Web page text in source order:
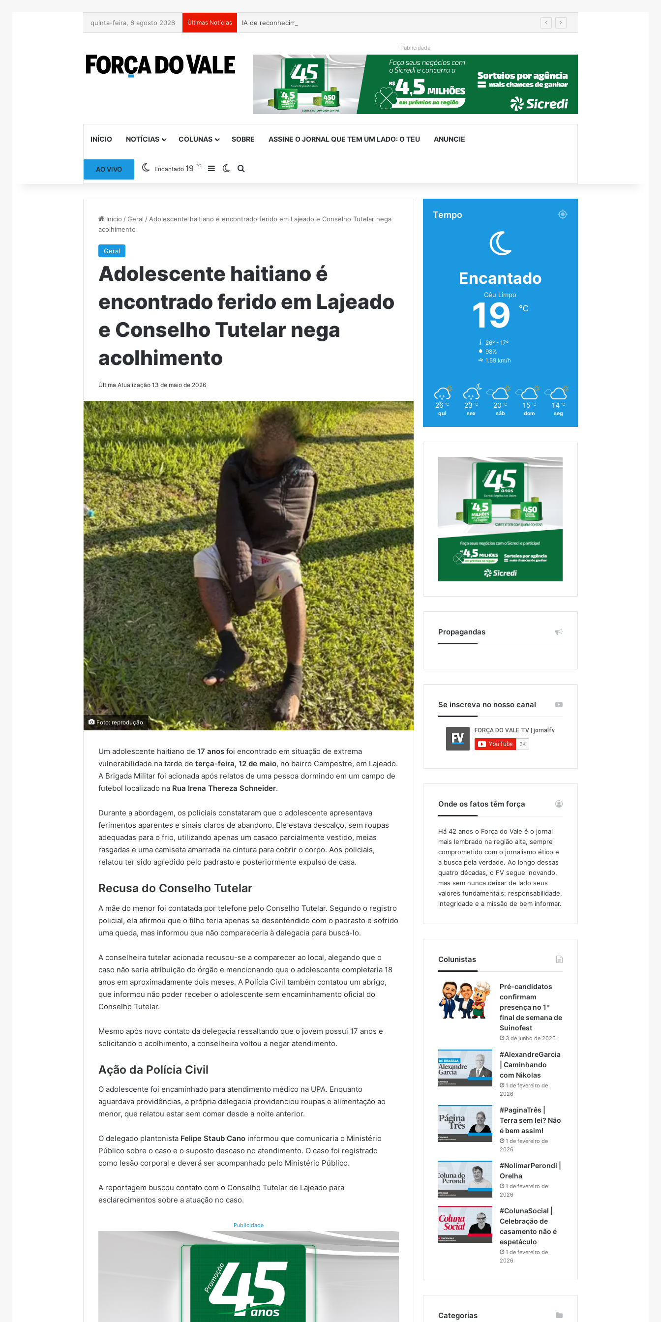
quinta-feira, 6 agosto 2026 Últimas Notícias
Publicidade
INÍCIO NOTÍCIAS COLUNAS SOBRE ASSINE O JORNAL QUE TEM UM LADO: O TEU ANUNCIE
AO VIVO Encantado 19℃ Barra Lateral
Switch skin
Início / Geral / Adolescente haitiano é encontrado ferido em Lajeado e Conselho Tutelar nega
acolhimento
Geral
Adolescente haitiano é
encontrado ferido em Lajeado
e Conselho Tutelar nega
acolhimento
Última Atualização 13 de maio de 2026
Foto: reprodução
Um adolescente haitiano de17 anos foi encontrado em situação de extrema
vulnerabilidade na tarde deterça-feira, 12 de maio, no bairro Campestre, em Lajeado.
A Brigada Militar foi acionada após relatos de uma pessoa dormindo em um campo de
futebol localizado na Rua Irena Thereza Schneider.
Durante a abordagem, os policiais constataram que o adolescente apresentava
ferimentos aparentes e sinais claros de abandono. Ele estava descalço, sem roupas
adequadas para o frio, utilizando apenas um casaco parcialmente vestido, meias
rasgadas e uma camiseta amarrada na cintura para cobrir o corpo. Aos policiais,
relatou ter sido agredido pelo padrasto e posteriormente expulso de casa.
Recusa do Conselho Tutelar
A mãe do menor foi contatada por telefone pelo Conselho Tutelar. Segundo o registro
policial, ela afirmou que o filho teria apenas se desentendido com o padrasto e sofrido
uma queda, mas informou que não compareceria à delegacia para buscá-lo.
A conselheira tutelar acionada recusou-se a comparecer ao local, alegando que o
caso não seria atribuição do órgão e mencionando que o adolescente completaria 18
anos em aproximadamente dois meses. A Polícia Civil também contatou um abrigo,
que informou não poder receber o adolescente sem encaminhamento oficial do
Conselho Tutelar.
Mesmo após novo contato da delegacia ressaltando que o jovem possui 17 anos e
solicitando o acolhimento, a conselheira voltou a negar atendimento.
Ação da Polícia Civil
O adolescente foi encaminhado para atendimento médico na UPA. Enquanto
aguardava providências, a própria delegacia providenciou roupas e alimentação ao
menor, que relatou estar sem comer desde a noite anterior.
O delegado plantonista Felipe Staub Cano informou que comunicaria o Ministério
Público sobre o caso e o suposto descaso no atendimento. O caso foi registrado
como lesão corporal e deverá ser acompanhado pelo Ministério Público.
A reportagem buscou contato com o Conselho Tutelar de Lajeado para
esclarecimentos sobre a atuação no caso.
Publicidade
Tempo
Encantado
Céu Limpo
19 ℃
26º - 17º
98%
1.59 km/h
26 ℃
qui
23 ℃
sex
20 ℃
sáb
15 ℃
dom
14 ℃
seg
Propagandas
Se inscreva no nosso canal
Onde os fatos têm força
Há 42 anos o Força do Vale é o jornal
mais lembrado na região alta, sempre
comprometido com o jornalismo ético e
a busca pela verdade. Ao longo dessas
quatro décadas, o FV segue inovando,
mas sem nunca deixar de lado seus
valores fundamentais: responsabilidade,
integridade e a missão de bem informar.​
Colunistas
Pré-candidatos
confirmam
presença no 1º
final de semana de
Suinofest
3 de junho de 2026
#AlexandreGarcia
| Caminhando
com Nikolas
1 de fevereiro de
2026
#PaginaTrês |
Terra sem lei? Não
é bem assim!
1 de fevereiro de
2026
#NolimarPerondi |
Orelha
1 de fevereiro de
2026
#ColunaSocial |
Celebração de
casamento não é
espetáculo
1 de fevereiro de
2026
Categorias